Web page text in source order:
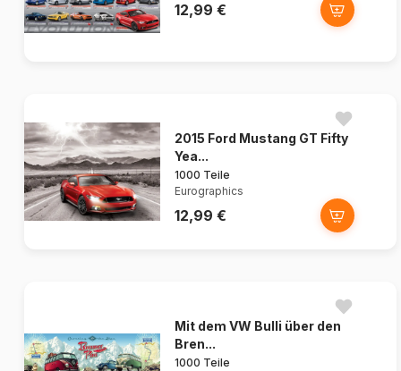
12,99 €
2015 Ford Mustang GT Fifty
Yea...
1000 Teile
Eurographics
12,99 €
Mit dem VW Bulli über den
Bren...
1000 Teile